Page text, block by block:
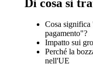
Di cosa si
Cosa
pagamento"?
Impatto sui
Perché la
nell'UE